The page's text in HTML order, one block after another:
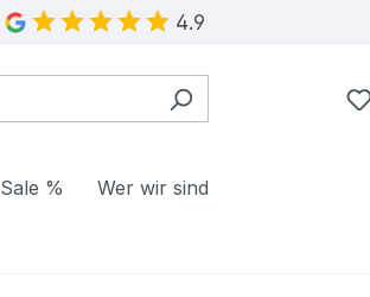
4.9
Sale % Wer wir sind